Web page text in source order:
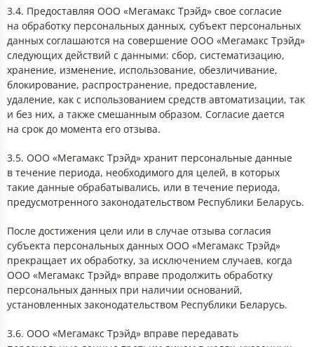
3.4. Предоставляя ООО «Мегамакс Трэйд» свое согласие
на обработку персональных данных, субъект персональных
данных соглашаются на совершение ООО «Мегамакс Трэйд»
следующих действий с данными: сбор, систематизацию,
хранение, изменение, использование, обезличивание,
блокирование, распространение, предоставление,
удаление, как с использованием средств автоматизации, так
и без них, а также смешанным образом. Согласие дается
на срок до момента его отзыва.
3.5. ООО «Мегамакс Трэйд» хранит персональные данные
в течение периода, необходимого для целей, в которых
такие данные обрабатывались, или в течение периода,
предусмотренного законодательством Республики Беларусь.
После достижения цели или в случае отзыва согласия
субъекта персональных данных ООО «Мегамакс Трэйд»
прекращает их обработку, за исключением случаев, когда
ООО «Мегамакс Трэйд» вправе продолжить обработку
персональных данных при наличии оснований,
установленных законодательством Республики Беларусь.
3.6. ООО «Мегамакс Трэйд» вправе передавать